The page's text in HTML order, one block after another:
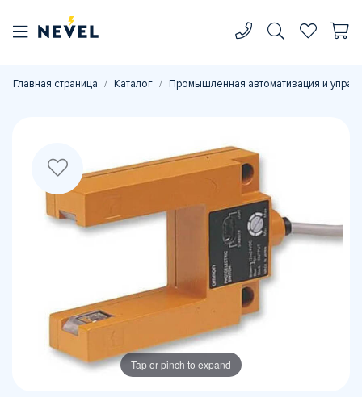
Главная страница Каталог Промышленная автоматизация и
Tap or pinch to expand